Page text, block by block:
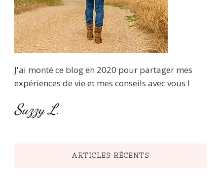
J'ai monté ce blog en 2020 pour partager mes
expériences de vie et mes conseils avec vous !
Suzzy L.
ARTICLES RÉCENTS